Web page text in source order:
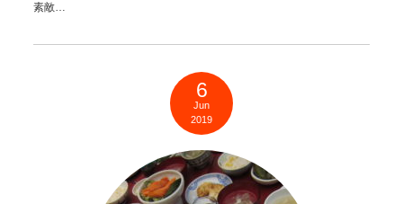
素敵…
6
Jun
2019